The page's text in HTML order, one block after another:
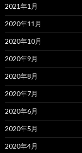
2021年1月
2020年11月
2020年10月
2020年9月
2020年8月
2020年7月
2020年6月
2020年5月
2020年4月